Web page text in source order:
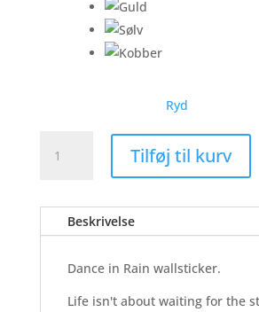
Ryd
Wallsticker
Tilføj til kurv
Beskrivelse
Dance in Rain wallsticker.
Life isn't about waiting for the